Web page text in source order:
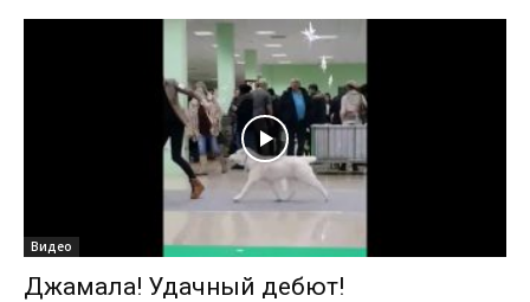
Видео
Джамала! Удачный дебют!